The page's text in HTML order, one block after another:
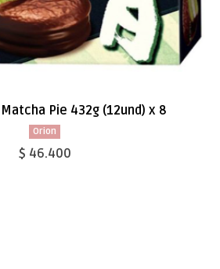
Pie 432g (12und) x 8
Orion
$ 46.400